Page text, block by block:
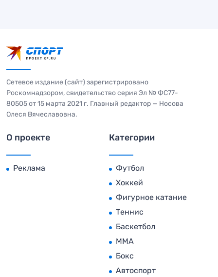
Сетевое издание (сайт) зарегистрировано
Роскомнадзором, свидетельство серия Эл № ФС77-
80505 от 15 марта 2021 г. Главный редактор — Носова
Олеся Вячеславовна.
О проекте
Реклама
Категории
Футбол
Хоккей
Фигурное катание
Теннис
Баскетбол
MMA
Бокс
Автоспорт